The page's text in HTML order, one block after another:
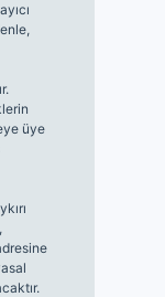
üye